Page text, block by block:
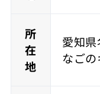
所
在
地
愛知
なご